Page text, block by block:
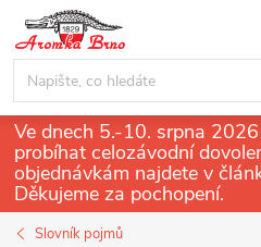
obsah
Ve dnech 5.-10. srpna
probíhat celozávodní
objednávkám najdete v
Děkujeme za pochopení.
Slovník pojmů